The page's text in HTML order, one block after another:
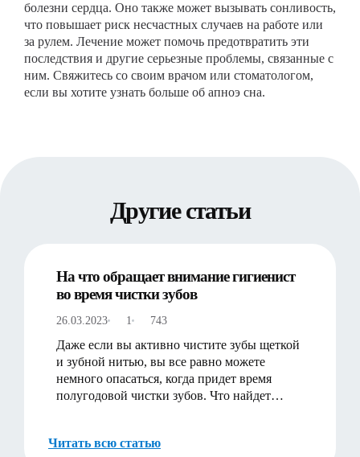
болезни сердца. Оно также может вызывать сонливость,
что повышает риск несчастных случаев на работе или
за рулем. Лечение может помочь предотвратить эти
последствия и другие серьезные проблемы, связанные с
ним. Свяжитесь со своим врачом или стоматологом,
если вы хотите узнать больше об апноэ сна.
Другие статьи
На что обращает внимание гигиенист
во время чистки зубов
26.03.2023 1 743
Даже если вы активно чистите зубы щеткой
и зубной нитью, вы все равно можете
немного опасаться, когда придет время
полугодовой чистки зубов. Что найдет
Читать всю статью